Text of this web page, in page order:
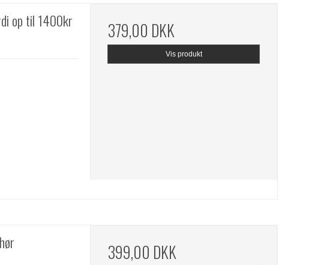
op til 1400kr 379,00 DKK
Vis produkt
399,00 DKK